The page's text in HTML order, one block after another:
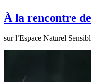
À la rencontre
sur l’Espace Naturel